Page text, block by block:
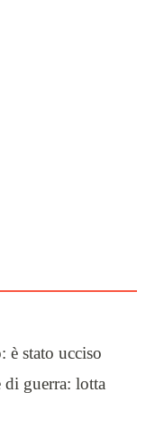
è stato ucciso
di guerra: lotta